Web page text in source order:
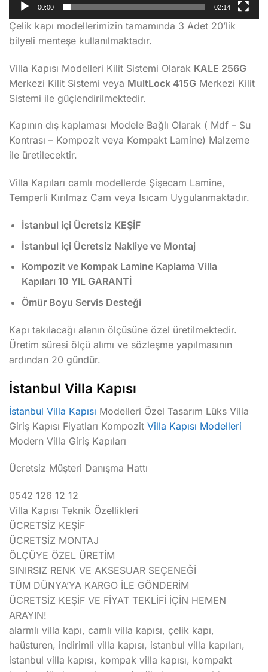
00:00 02:14
Çelik kapı modellerimizin tamamında 3 Adet 20’lik
bilyeli menteşe kullanılmaktadır.
Villa Kapısı Modelleri Kilit Sistemi Olarak KALE 256G
Merkezi Kilit Sistemi veya MultLock 415G Merkezi Kilit
Sistemi ile güçlendirilmektedir.
Kapının dış kaplaması Modele Bağlı Olarak ( Mdf – Su
Kontrası – Kompozit veya Kompakt Lamine) Malzeme
ile üretilecektir.
Villa Kapıları camlı modellerde Şişecam Lamine,
Temperli Kırılmaz Cam veya Isıcam Uygulanmaktadır.
İstanbul içi Ücretsiz KEŞİF
İstanbul içi Ücretsiz Nakliye ve Montaj
Kompozit ve Kompak Lamine Kaplama Villa
Kapıları 10 YIL GARANTİ
Ömür Boyu Servis Desteği
Kapı takılacağı alanın ölçüsüne özel üretilmektedir.
Üretim süresi ölçü alımı ve sözleşme yapılmasının
ardından 20 gündür.
İstanbul Villa Kapısı
İstanbul Villa Kapısı Modelleri Özel Tasarım Lüks Villa
Giriş Kapısı Fiyatları Kompozit Villa Kapısı Modelleri
Modern Villa Giriş Kapıları
Ücretsiz Müşteri Danışma Hattı
0542 126 12 12
Villa Kapısı Teknik Özellikleri
ÜCRETSİZ KEŞİF
ÜCRETSİZ MONTAJ
ÖLÇÜYE ÖZEL ÜRETİM
SINIRSIZ RENK VE AKSESUAR SEÇENEĞİ
TÜM DÜNYA’YA KARGO İLE GÖNDERİM
ÜCRETSİZ KEŞİF VE FİYAT TEKLİFİ İÇİN HEMEN
ARAYIN!
alarmlı villa kapı, camlı villa kapısı, çelik kapı,
haüsturen, indirimli villa kapısı, istanbul villa kapıları,
istanbul villa kapısı, kompak villa kapısı, kompakt